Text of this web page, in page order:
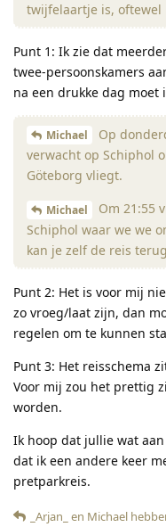
twijfelaartje is, oftewel
Punt 1: Ik zie dat
twee-persoonskamers
na een drukke dag
Michael
Op
verwacht op Schiphol
Göteborg vliegt.
Michael
Om 21:55
Schiphol waar we we
kan je zelf de reis
Punt 2: Het is voor mij
zo vroeg/laat zijn, dan
regelen om te kunnen
Punt 3: Het reisschema
Voor mij zou het prettig
worden.
Ik hoop dat jullie wat
dat ik een andere keer
pretparkreis.
_Arjan_ en Michael